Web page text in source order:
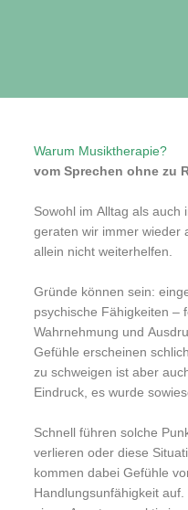
Warum Musiktherapie?
vom Sprechen ohne zu
Sowohl im Alltag als auch
geraten wir immer wieder
allein nicht weiterhelfen.
Gründe können sein:
psychische Fähigkeiten –
Wahrnehmung und
Gefühle erscheinen
zu schweigen ist aber
Eindruck, es wurde
Schnell führen solche
verlieren oder diese
kommen dabei Gefühle
Handlungsunfähigkeit